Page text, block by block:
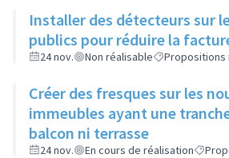
Installer des détecteurs sur
publics pour réduire la
24 nov. Non réalisable Propositions
Créer des fresques sur les
immeubles ayant une
balcon ni terrasse
24 nov. En cours de réalisation